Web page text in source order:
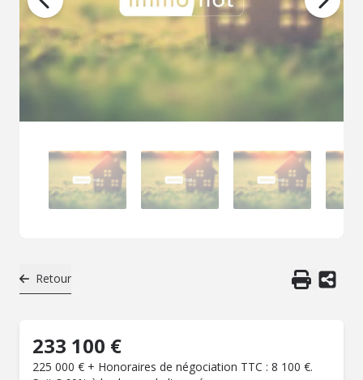
Retour
233 100 €
225 000 € + Honoraires de négociation TTC : 8 100 €.